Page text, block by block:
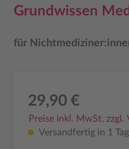
Grundwissen
für
29,90 €
Preise inkl. MwSt. zzgl.
Versandfertig in 1